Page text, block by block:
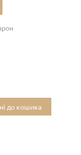
до кошика